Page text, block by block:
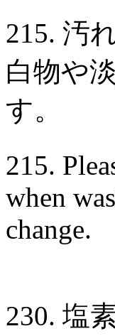
215. 汚
白物や
す。
215.
when
change.
230. 塩